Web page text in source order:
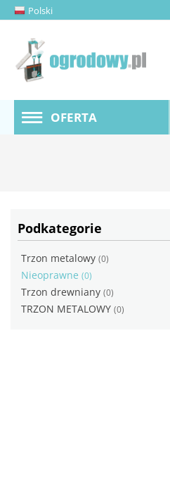
Polski
OFERTA
Podkategorie
Trzon metalowy (0)
Nieoprawne (0)
Trzon drewniany (0)
TRZON METALOWY (0)
menu